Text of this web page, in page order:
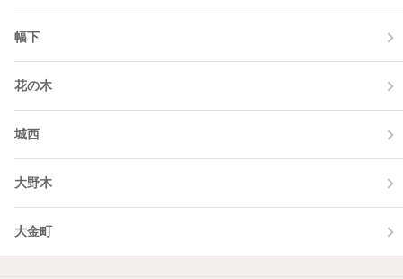
幅下
花の木
城西
大野木
大金町